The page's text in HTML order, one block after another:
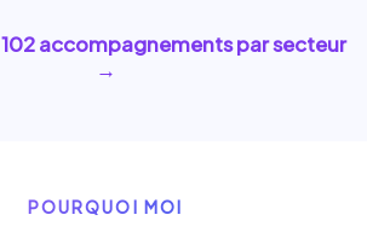
102accompagnements par secteur
→
POURQUOI MOI